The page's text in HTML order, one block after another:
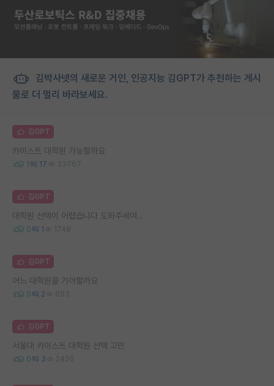
김박사넷의 새로운 거인, 인공지능 김GPT가 추천하는 게시
물로 더 멀리 바라보세요.
김GPT
카이스트 대학원 가능할까요
1 17 33767
김GPT
대학원 선택이 어렵습니다 도와주세여..
0 1 1748
김GPT
어느 대학원을 가야할까요
0 2 853
김GPT
서울대 카이스트 대학원 선택 고민
0 3 2426